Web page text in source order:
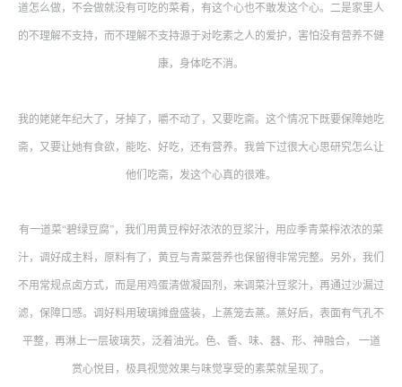
道怎么做，不会做就没有可吃的菜肴，有这个心也不敢发这个心。二是家里人
的不理解不支持，而不理解不支持源于对吃素之人的爱护，害怕没有营养不健
康，身体吃不消。
我的姥姥年纪大了，牙掉了，嚼不动了，又要吃斋。这个情况下既要保障她吃
斋，又要让她有食欲，能吃、好吃，还有营养。我曾下过很大心思研究怎么让
他们吃斋，发这个心真的很难。
有一道菜“碧绿豆腐”，我们用黄豆榨好浓浓的豆浆汁，用应季青菜榨浓浓的菜
汁，调好成主料，原料有了，黄豆与青菜营养也保留得非常完整。另外，我们
不用常规点卤方式，而是用鸡蛋清做凝固剂，来调菜汁豆浆汁，再通过沙漏过
滤，保障口感。调好料用玻璃摊盘盛装，上蒸笼去蒸。蒸好后，表面有气孔不
平整，再淋上一层玻璃芡，泛着油光。色、香、味、器、形、神融合， 一道
赏心悦目，极具视觉效果与味觉享受的素菜就呈现了。